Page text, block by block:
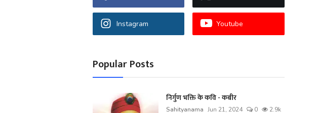
Instagram Youtube
Popular Posts
निर्गुण भक्ति के कवि - कबीर
Sahityanama Jun 21, 2024 0 2.9k